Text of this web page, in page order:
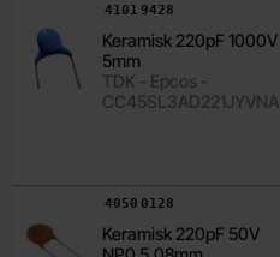
Keramisk 220pF 1000V
5mm
TDK - Epcos -
CC45SL3AD221JYVNA
Art. nr
4101 9428
Keramisk 220pF 50V
Art. nr
4050 0128